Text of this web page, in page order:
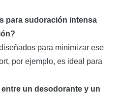
para sudoración intensa
para minimizar ese
por ejemplo, es ideal para
un desodorante y un